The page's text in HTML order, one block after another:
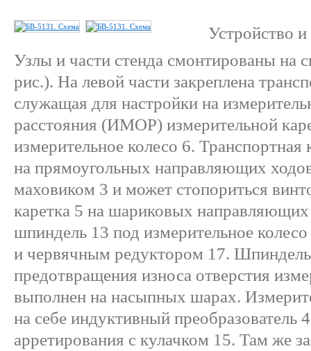
Устройство
Узлы и части стенда смонтированы на
рис.). На левой части закреплена
служащая для настройки на
расстояния (ИМОР) измерительной
измерительное колесо 6. Транспортная
на прямоугольных направляющих
маховиком 3 и может стопориться
каретка 5 на шариковых направляющих
шпиндель 13 под измерительное
и червячным редуктором 17.
предотвращения износа отверстия
выполнен на насыпных шарах.
на себе индуктивный преобразователь
арретирования с кулачком 15. Там же